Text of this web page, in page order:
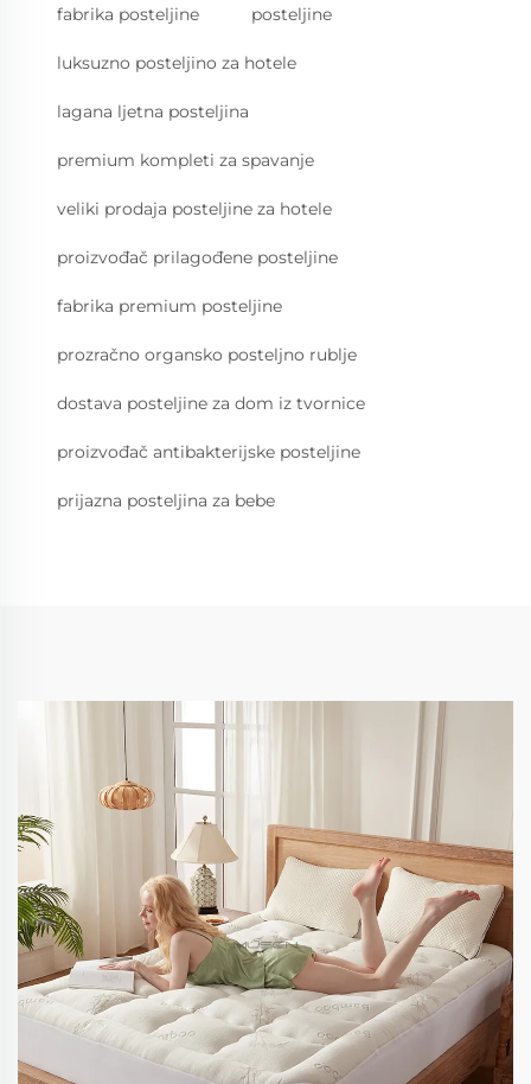
fabrika posteljine posteljine
luksuzno posteljino za hotele
lagana ljetna posteljina
premium kompleti za spavanje
veliki prodaja posteljine za hotele
proizvođač prilagođene posteljine
fabrika premium posteljine
prozračno organsko posteljno rublje
dostava posteljine za dom iz tvornice
proizvođač antibakterijske posteljine
prijazna posteljina za bebe